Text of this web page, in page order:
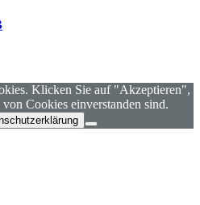
Klicken Sie auf "Akzeptieren",
Cookies einverstanden sind.